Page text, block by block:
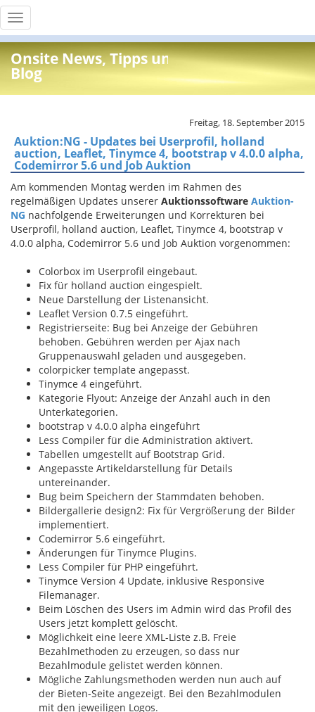
Toggle
navigation
Onsite News, Tipps und Info
Blog
Freitag, 18. September 2015
Auktion:NG - Updates bei Userprofil, holland
auction, Leaflet, Tinymce 4, bootstrap v 4.0.0 alpha,
Codemirror 5.6 und Job Auktion
Am kommenden Montag werden im Rahmen des
regelmäßigen Updates unserer Auktionssoftware Auktion-
NG nachfolgende Erweiterungen und Korrekturen bei
Userprofil, holland auction, Leaflet, Tinymce 4, bootstrap v
4.0.0 alpha, Codemirror 5.6 und Job Auktion vorgenommen:
Colorbox im Userprofil eingebaut.
Fix für holland auction eingespielt.
Neue Darstellung der Listenansicht.
Leaflet Version 0.7.5 eingeführt.
Registrierseite: Bug bei Anzeige der Gebühren
behoben. Gebühren werden per Ajax nach
Gruppenauswahl geladen und ausgegeben.
colorpicker template angepasst.
Tinymce 4 eingeführt.
Kategorie Flyout: Anzeige der Anzahl auch in den
Unterkategorien.
bootstrap v 4.0.0 alpha eingeführt
Less Compiler für die Administration aktivert.
Tabellen umgestellt auf Bootstrap Grid.
Angepasste Artikeldarstellung für Details
untereinander.
Bug beim Speichern der Stammdaten behoben.
Bildergallerie design2: Fix für Vergrößerung der Bilder
implementiert.
Codemirror 5.6 eingeführt.
Änderungen für Tinymce Plugins.
Less Compiler für PHP eingeführt.
Tinymce Version 4 Update, inklusive Responsive
Filemanager.
Beim Löschen des Users im Admin wird das Profil des
Users jetzt komplett gelöscht.
Möglichkeit eine leere XML-Liste z.B. Freie
Bezahlmethoden zu erzeugen, so dass nur
Bezahlmodule gelistet werden können.
Mögliche Zahlungsmethoden werden nun auch auf
der Bieten-Seite angezeigt. Bei den Bezahlmodulen
mit den jeweiligen Logos.